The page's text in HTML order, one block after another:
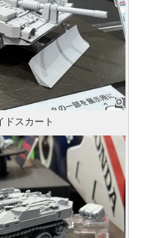
ドスカート